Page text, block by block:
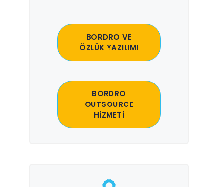
BORDRO VE
ÖZLÜK YAZILIMI
BORDRO
OUTSOURCE
HİZMETİ